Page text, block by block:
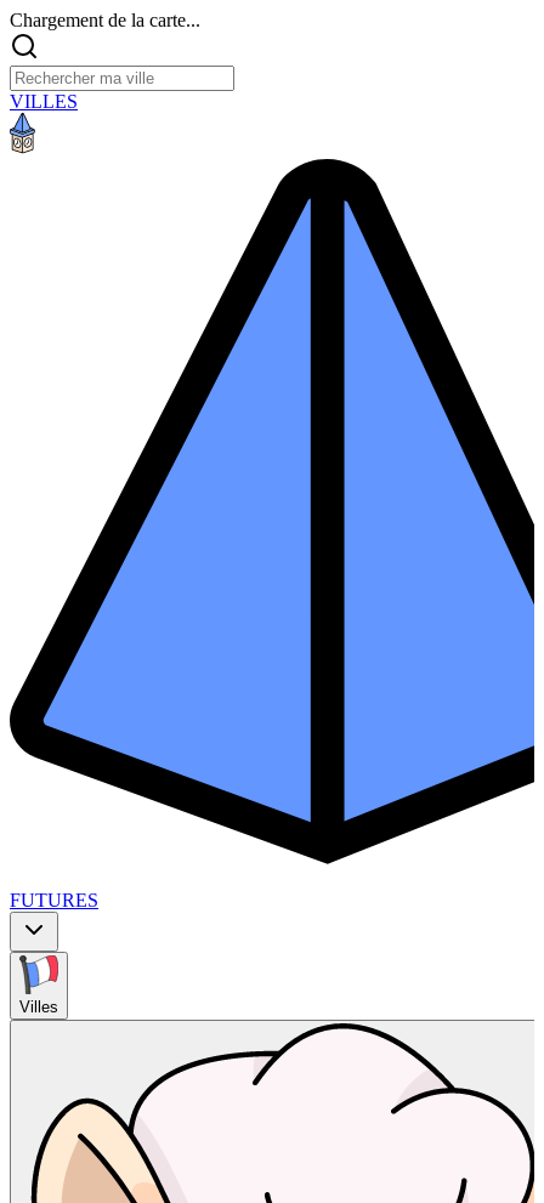
Chargement de la carte...
VILLES
FUTURES
Villes